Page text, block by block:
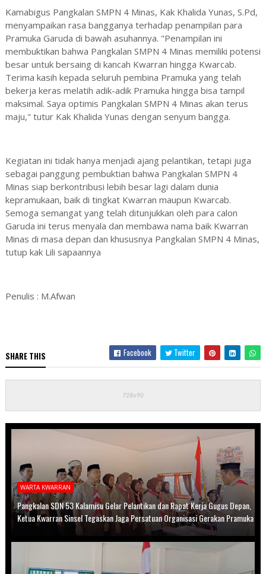
Kamabigus Pangkalan SMPN 4 Minas, Kak Khalida Yunas, S.Pd,
menyampaikan rasa bangganya terhadap penampilan para
Pramuka Garuda di bawah asuhannya. "Penampilan ini
membuktikan bahwa Pangkalan SMPN 4 Minas memiliki potensi
besar untuk bersaing di kancah Kwarran hingga Kwarcab.
Terima kasih kepada seluruh pembina Pramuka yang telah
bekerja keras melatih adik-adik Pramuka hingga bisa tampil
maksimal. Saya optimis Pangkalan SMPN 4 Minas akan terus
maju," tutur Kak Khalida Yunas dengan senyum bangga.
Kegiatan ini tidak hanya menjadi ajang pelantikan, tetapi juga
sebagai panggung pembuktian bahwa Pangkalan SMPN 4
Minas siap berkontribusi lebih besar lagi dalam dunia
kepramukaan, baik di tingkat Kwarran maupun Kwarcab.
Semoga semangat yang telah ditunjukkan oleh para calon
Garuda ini terus menyala dan membawa nama baik Kwarran
Minas di masa depan dan khususnya Pangkalan SMPN 4 Minas,
tutup kak Lili sapaannya
Penulis : M.Afwan
SHARE THIS Facebook Twitter
WARTA KWARRAN
Pangkalan SDN 53 Kalamisu Gelar Pelantikan dan Rapat Kerja Gugus Depan,
Ketua Kwarran Sinsel Tegaskan Jaga Persatuan Organisasi Gerakan Pramuka